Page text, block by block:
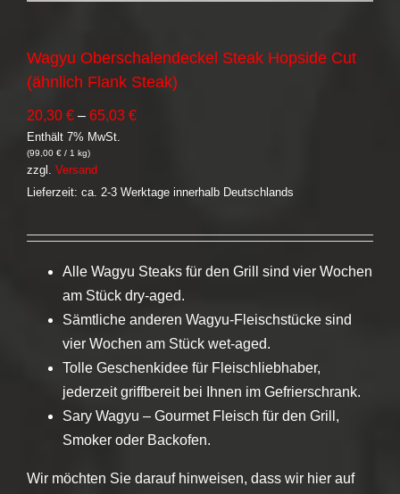
Wagyu Oberschalendeckel Steak Hopside Cut
(ähnlich Flank Steak)
20,30 € – 65,03 €Preisspanne:
65,03 €
Enthält 7% MwSt.
(99,00 € / 1 kg)
zzgl. Versand
Lieferzeit: ca. 2-3 Werktage innerhalb Deutschlands
Alle Wagyu Steaks für den Grill sind vier Wochen
am Stück dry-aged.
Sämtliche anderen Wagyu-Fleischstücke sind
vier Wochen am Stück wet-aged.
Tolle Geschenkidee für Fleischliebhaber,
jederzeit griffbereit bei Ihnen im Gefrierschrank.
Sary Wagyu – Gourmet Fleisch für den Grill,
Smoker oder Backofen.
Wir möchten Sie darauf hinweisen, dass wir hier auf